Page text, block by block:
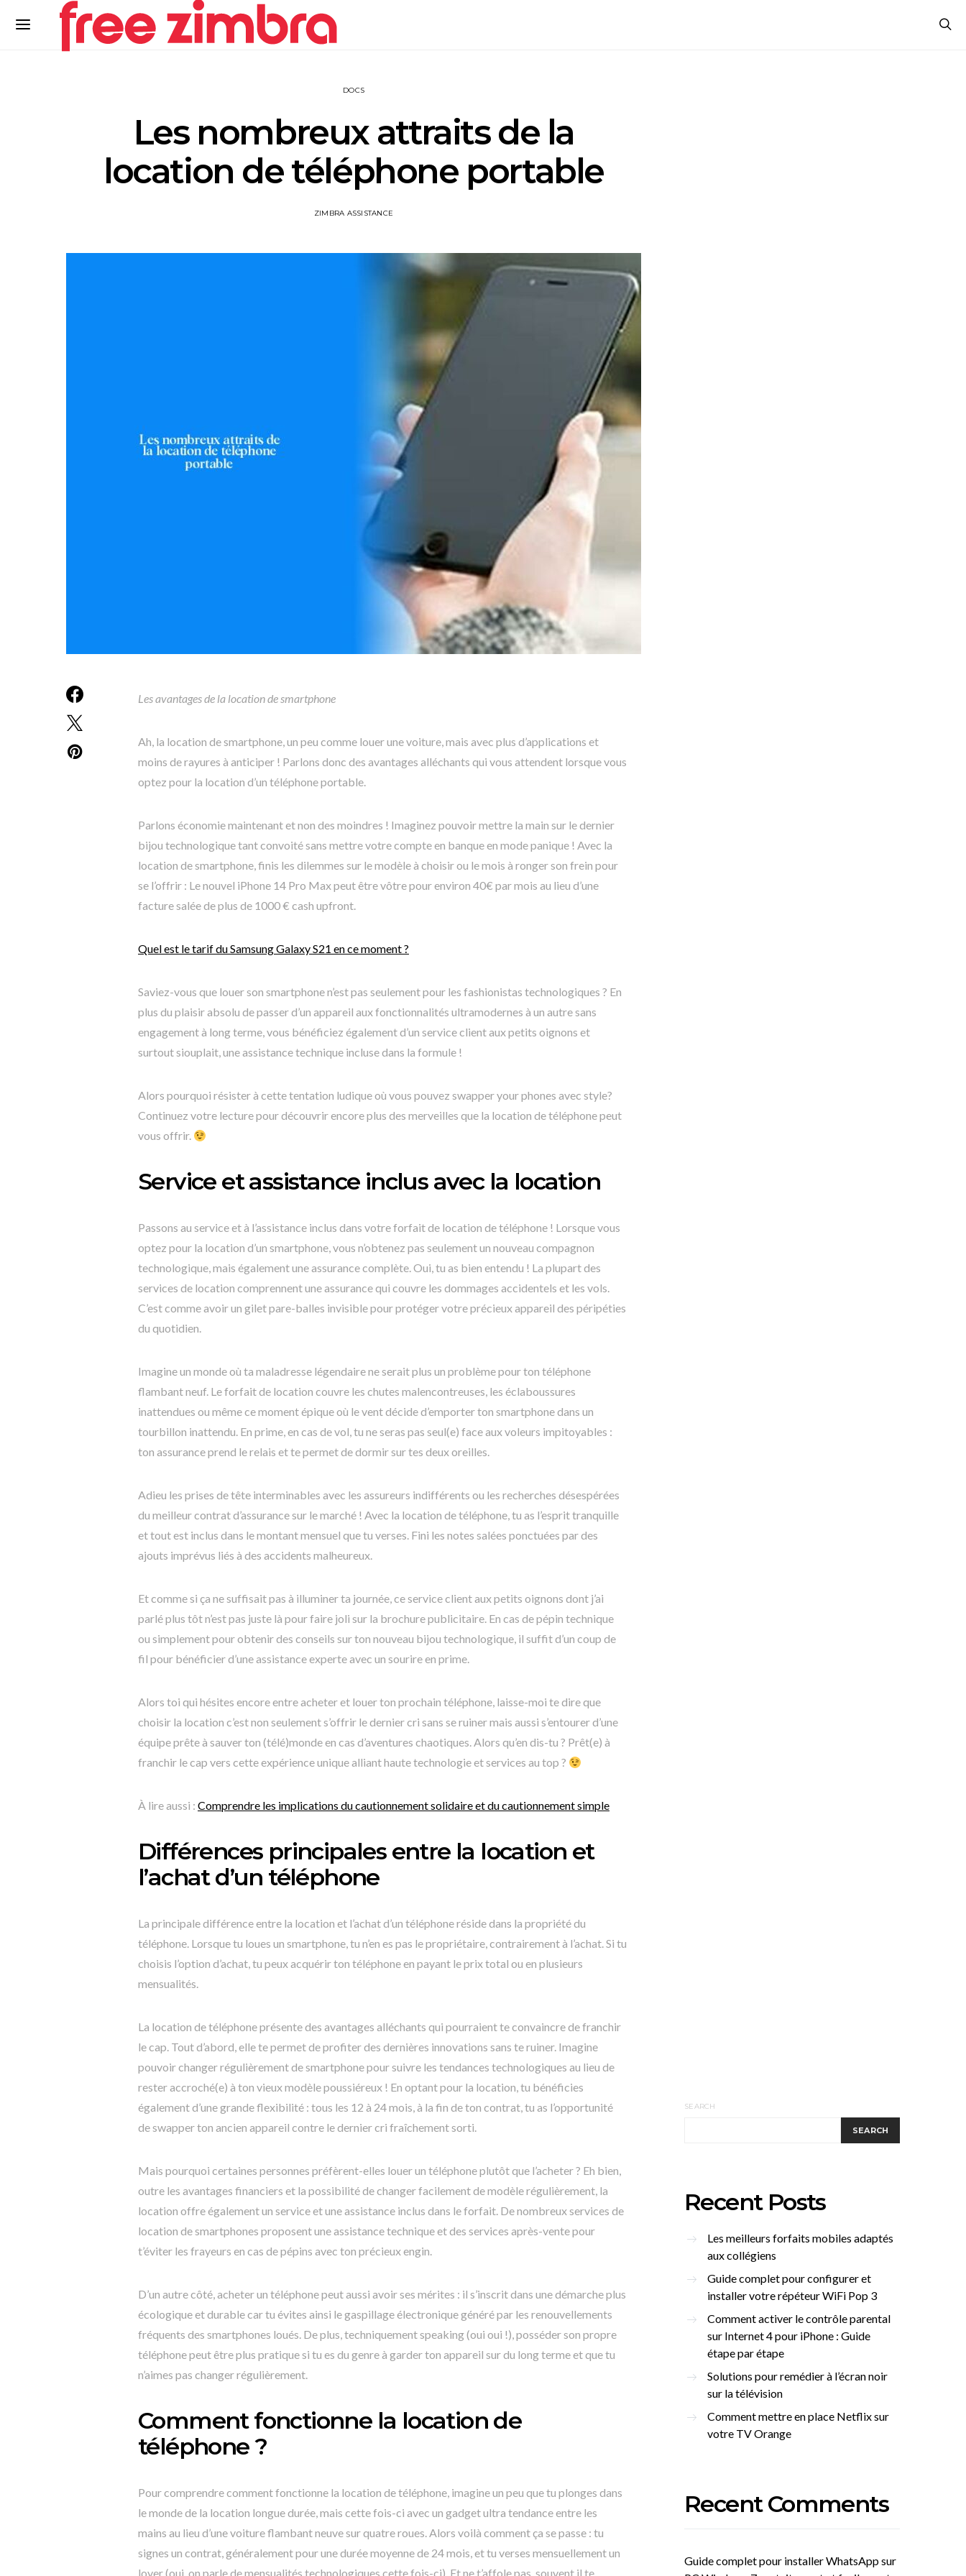
DOCS
Les nombreux attraits de la
location de téléphone portable
ZIMBRA ASSISTANCE
Les avantages de la location de smartphone
Ah, la location de smartphone, un peu comme louer une voiture, mais avec plus d’applications et
moins de rayures à anticiper ! Parlons donc des avantages alléchants qui vous attendent lorsque vous
optez pour la location d’un téléphone portable.
Parlons économie maintenant et non des moindres ! Imaginez pouvoir mettre la main sur le dernier
bijou technologique tant convoité sans mettre votre compte en banque en mode panique ! Avec la
location de smartphone, finis les dilemmes sur le modèle à choisir ou le mois à ronger son frein pour
se l’offrir : Le nouvel iPhone 14 Pro Max peut être vôtre pour environ 40€ par mois au lieu d’une
facture salée de plus de 1000 € cash upfront.
Quel est le tarif du Samsung Galaxy S21 en ce moment ?
Saviez-vous que louer son smartphone n’est pas seulement pour les fashionistas technologiques ? En
plus du plaisir absolu de passer d’un appareil aux fonctionnalités ultramodernes à un autre sans
engagement à long terme, vous bénéficiez également d’un service client aux petits oignons et
surtout siouplait, une assistance technique incluse dans la formule !
Alors pourquoi résister à cette tentation ludique où vous pouvez swapper your phones avec style?
Continuez votre lecture pour découvrir encore plus des merveilles que la location de téléphone peut
vous offrir.
Service et assistance inclus avec la location
Passons au service et à l’assistance inclus dans votre forfait de location de téléphone ! Lorsque vous
optez pour la location d’un smartphone, vous n’obtenez pas seulement un nouveau compagnon
technologique, mais également une assurance complète. Oui, tu as bien entendu ! La plupart des
services de location comprennent une assurance qui couvre les dommages accidentels et les vols.
C’est comme avoir un gilet pare-balles invisible pour protéger votre précieux appareil des péripéties
du quotidien.
Imagine un monde où ta maladresse légendaire ne serait plus un problème pour ton téléphone
flambant neuf. Le forfait de location couvre les chutes malencontreuses, les éclaboussures
inattendues ou même ce moment épique où le vent décide d’emporter ton smartphone dans un
tourbillon inattendu. En prime, en cas de vol, tu ne seras pas seul(e) face aux voleurs impitoyables :
ton assurance prend le relais et te permet de dormir sur tes deux oreilles.
Adieu les prises de tête interminables avec les assureurs indifférents ou les recherches désespérées
du meilleur contrat d’assurance sur le marché ! Avec la location de téléphone, tu as l’esprit tranquille
et tout est inclus dans le montant mensuel que tu verses. Fini les notes salées ponctuées par des
ajouts imprévus liés à des accidents malheureux.
Et comme si ça ne suffisait pas à illuminer ta journée, ce service client aux petits oignons dont j’ai
parlé plus tôt n’est pas juste là pour faire joli sur la brochure publicitaire. En cas de pépin technique
ou simplement pour obtenir des conseils sur ton nouveau bijou technologique, il suffit d’un coup de
fil pour bénéficier d’une assistance experte avec un sourire en prime.
Alors toi qui hésites encore entre acheter et louer ton prochain téléphone, laisse-moi te dire que
choisir la location c’est non seulement s’offrir le dernier cri sans se ruiner mais aussi s’entourer d’une
équipe prête à sauver ton (télé)monde en cas d’aventures chaotiques. Alors qu’en dis-tu ? Prêt(e) à
franchir le cap vers cette expérience unique alliant haute technologie et services au top ?
À lire aussi : Comprendre les implications du cautionnement solidaire et du cautionnement simple
Différences principales entre la location et
l’achat d’un téléphone
La principale différence entre la location et l’achat d’un téléphone réside dans la propriété du
téléphone. Lorsque tu loues un smartphone, tu n’en es pas le propriétaire, contrairement à l’achat. Si tu
choisis l’option d’achat, tu peux acquérir ton téléphone en payant le prix total ou en plusieurs
mensualités.
La location de téléphone présente des avantages alléchants qui pourraient te convaincre de franchir
le cap. Tout d’abord, elle te permet de profiter des dernières innovations sans te ruiner. Imagine
pouvoir changer régulièrement de smartphone pour suivre les tendances technologiques au lieu de
rester accroché(e) à ton vieux modèle poussiéreux ! En optant pour la location, tu bénéficies
également d’une grande flexibilité : tous les 12 à 24 mois, à la fin de ton contrat, tu as l’opportunité
de swapper ton ancien appareil contre le dernier cri fraîchement sorti.
Mais pourquoi certaines personnes préfèrent-elles louer un téléphone plutôt que l’acheter ? Eh bien,
outre les avantages financiers et la possibilité de changer facilement de modèle régulièrement, la
location offre également un service et une assistance inclus dans le forfait. De nombreux services de
location de smartphones proposent une assistance technique et des services après-vente pour
t’éviter les frayeurs en cas de pépins avec ton précieux engin.
D’un autre côté, acheter un téléphone peut aussi avoir ses mérites : il s’inscrit dans une démarche plus
écologique et durable car tu évites ainsi le gaspillage électronique généré par les renouvellements
fréquents des smartphones loués. De plus, techniquement speaking (oui oui !), posséder son propre
téléphone peut être plus pratique si tu es du genre à garder ton appareil sur du long terme et que tu
n’aimes pas changer régulièrement.
Comment fonctionne la location de
téléphone ?
Pour comprendre comment fonctionne la location de téléphone, imagine un peu que tu plonges dans
le monde de la location longue durée, mais cette fois-ci avec un gadget ultra tendance entre les
mains au lieu d’une voiture flambant neuve sur quatre roues. Alors voilà comment ça se passe : tu
signes un contrat, généralement pour une durée moyenne de 24 mois, et tu verses mensuellement un
loyer (oui, on parle de mensualités technologiques cette fois-ci). Et ne t’affole pas, souvent il te
SEARCH
SEARCH
Recent Posts
Les meilleurs forfaits mobiles adaptés
aux collégiens
Guide complet pour configurer et
installer votre répéteur WiFi Pop 3
Comment activer le contrôle parental
sur Internet 4 pour iPhone : Guide
étape par étape
Solutions pour remédier à l’écran noir
sur la télévision
Comment mettre en place Netflix sur
votre TV Orange
Recent Comments
Guide complet pour installer WhatsApp sur